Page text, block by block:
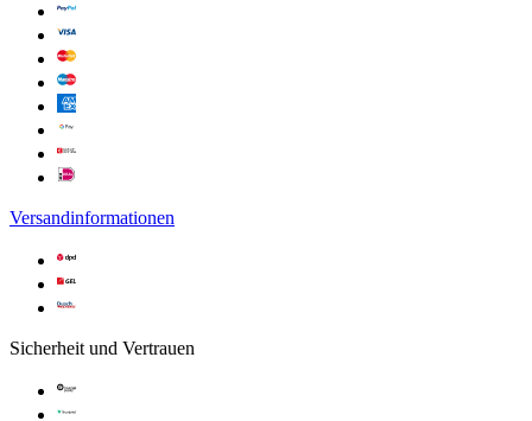
Versandinformationen
Sicherheit und Vertrauen